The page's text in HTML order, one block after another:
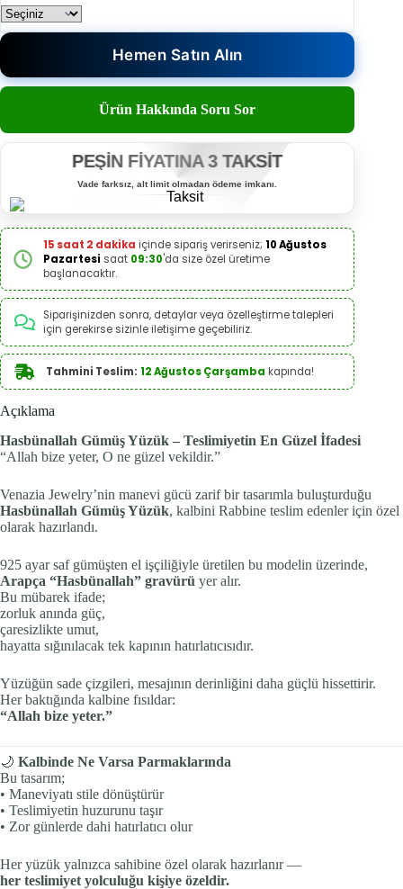
Hemen Satın Alın
Ürün Hakkında Soru Sor
PEŞİN FİYATINA 3 TAKSİT
Vade farksız, alt limit olmadan ödeme imkanı.
15 saat 2 dakika içinde sipariş verirseniz; 10 Ağustos
Pazartesi saat 09:30'da size özel üretime
başlanacaktır.
Siparişinizden sonra, detaylar veya özelleştirme talepleri
için gerekirse sizinle iletişime geçebiliriz.
Tahmini Teslim: 12 Ağustos Çarşamba kapında!
Açıklama
Hasbünallah Gümüş Yüzük – Teslimiyetin En Güzel İfadesi
“Allah bize yeter, O ne güzel vekildir.”
Venazia Jewelry’nin manevi gücü zarif bir tasarımla buluşturduğu
Hasbünallah Gümüş Yüzük, kalbini Rabbine teslim edenler için özel
olarak hazırlandı.
925 ayar saf gümüşten el işçiliğiyle üretilen bu modelin üzerinde,
Arapça “Hasbünallah” gravürü yer alır.
Bu mübarek ifade;
zorluk anında güç,
çaresizlikte umut,
hayatta sığınılacak tek kapının hatırlatıcısıdır.
Yüzüğün sade çizgileri, mesajının derinliğini daha güçlü hissettirir.
Her baktığında kalbine fısıldar:
“Allah bize yeter.”
🌙 Kalbinde Ne Varsa Parmaklarında
Bu tasarım;
• Maneviyatı stile dönüştürür
• Teslimiyetin huzurunu taşır
• Zor günlerde dahi hatırlatıcı olur
Her yüzük yalnızca sahibine özel olarak hazırlanır —
her teslimiyet yolculuğu kişiye özeldir.